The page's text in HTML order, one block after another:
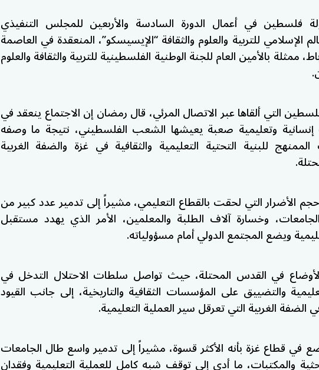
فلسطين في أعمال الدورة السادسة والأربعين للمجلس التنفيذي
الإسلامي للتربية والعلوم والثقافة “الإيسيسكو”، المنعقدة في العاصمة
ممثلة بالأمين العام للجنة الوطنية الفلسطينية للتربية والثقافة والعلوم
التي ألقاها عبر الاتصال المرئي، قال رمضان إن الاجتماع ينعقد في
وتعليمية صعبة يعيشها الشعب الفلسطيني، نتيجة ما وصفه
الممنهج للبنية التحتية التعليمية والثقافية في غزة والضفة الغربية
الأضرار التي لحقت بالقطاع التعليمي، مشيراً إلى تدمير عدد كبير من
وخسارة آلاف الطلبة والمعلمين، الأمر الذي يهدد مستقبل
ويضع المجتمع الدولي أمام مسؤولياته.
في القدس المحتلة، حيث تواصل سلطات الاحتلال التدخل في
والتضييق على المؤسسات الثقافية والتاريخية، إلى جانب القيود
الضفة الغربية التي تعرقل سير العملية التعليمية.
في قطاع غزة بأنه الأكثر قسوة، مشيراً إلى تدمير واسع طال الجامعات
والمكتبات، ما أدى إلى توقف شبه كامل للعملية التعليمية وفقدان